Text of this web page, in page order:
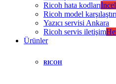
Ricoh hata kodları
Ricoh model
Yazıcı servisi Ankara
Ricoh servis iletişim
Ürünler
RICOH